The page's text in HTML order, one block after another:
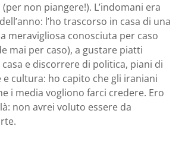
non piangere!). L’indomani era
l’ho trascorso in casa di una
meravigliosa conosciuta per caso
mai per caso), a gustare piatti
e discorrere di politica, piani di
e cultura: ho capito che gli iraniani
i media vogliono farci credere. Ero
non avrei voluto essere da